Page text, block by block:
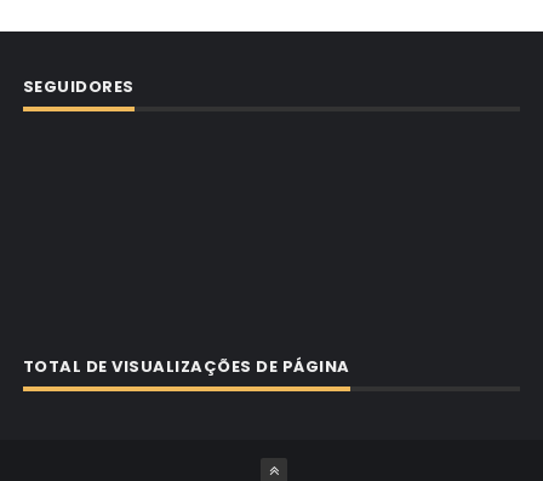
SEGUIDORES
TOTAL DE VISUALIZAÇÕES DE PÁGINA